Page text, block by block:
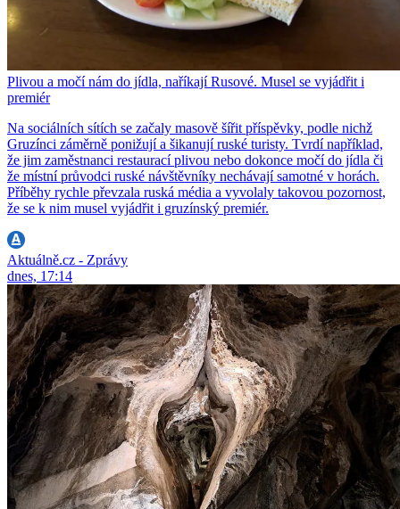
Plivou a močí nám do jídla, naříkají Rusové. Musel se vyjádřit i
premiér
Na sociálních sítích se začaly masově šířit příspěvky, podle nichž
Gruzínci záměrně ponižují a šikanují ruské turisty. Tvrdí například,
že jim zaměstnanci restaurací plivou nebo dokonce močí do jídla či
že místní průvodci ruské návštěvníky nechávají samotné v horách.
Příběhy rychle převzala ruská média a vyvolaly takovou pozornost,
že se k nim musel vyjádřit i gruzínský premiér.
Aktuálně.cz - Zprávy
dnes, 17:14